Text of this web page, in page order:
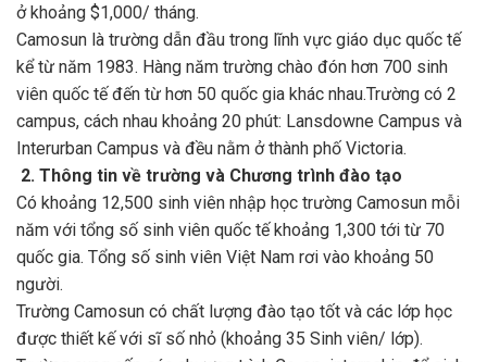
ở khoảng $1,000/ tháng.
Camosun là trường dẫn đầu trong lĩnh vực giáo dục quốc tế
kể từ năm 1983. Hàng năm trường chào đón hơn 700 sinh
viên quốc tế đến từ hơn 50 quốc gia khác nhau.Trường có 2
campus, cách nhau khoảng 20 phút: Lansdowne Campus và
Interurban Campus và đều nằm ở thành phố Victoria.
2. Thông tin về trường và Chương trình đào tạo
Có khoảng 12,500 sinh viên nhập học trường Camosun mỗi
năm với tổng số sinh viên quốc tế khoảng 1,300 tới từ 70
quốc gia. Tổng số sinh viên Việt Nam rơi vào khoảng 50
người.
Trường Camosun có chất lượng đào tạo tốt và các lớp học
được thiết kế với sĩ số nhỏ (khoảng 35 Sinh viên/ lớp).